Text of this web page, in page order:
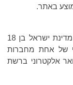
באתר.
רשאי לבצע פעולה באתר, כל אדם תושב מדינת ישראל בן 18
של אחת מחברות
אלקטרוני ברשת